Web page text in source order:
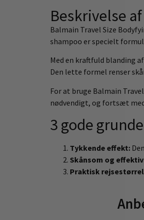
Beskrivelse
Balmain Travel Size
shampoo er specielt
Med en kraftfuld blanding
Den lette formel renser
For at bruge Balmain
nødvendigt, og fortsæt med
3 gode
Tykkende effekt:
Skånsom og
Praktisk